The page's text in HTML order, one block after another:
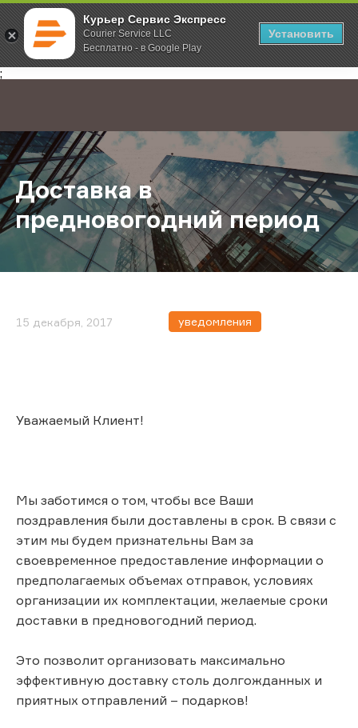
Курьер Сервис Экспресс
Courier Service LLC
Бесплатно - в Google Play
Установить
;
Главная О компании Новости Доставка в предновогодний
Доставка в
предновогодний период
15 декабря, 2017 уведомления
Уважаемый Клиент!
Мы заботимся о том, чтобы все Ваши
поздравления были доставлены в срок. В связи с
этим мы будем признательны Вам за
своевременное предоставление информации о
предполагаемых объемах отправок, условиях
организации их комплектации, желаемые сроки
доставки в предновогодний период.
Это позволит организовать максимально
эффективную доставку столь долгожданных и
приятных отправлений – подарков!